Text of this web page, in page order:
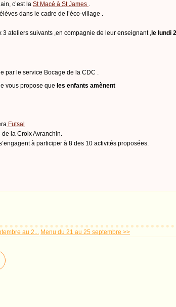
c’est laSt Macé à St James .
dans le cadre de l’éco-village .
ateliers suivants ,en compagnie de leur enseignant , le lundi
par le service Bocage de la CDC .
vous propose que les enfants amènent
Futsal
la Croix Avranchin.
à participer à 8 des 10 activités proposées.
au 2... Menu du 21 au 25 septembre >>